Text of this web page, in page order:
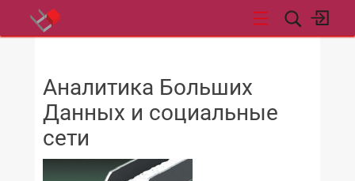
Аналитика Больших
Данных и социальные
сети